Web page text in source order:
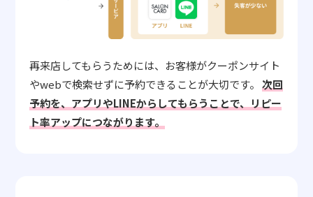
再来店してもらうためには、お客様がクーポンサイト
やwebで検索せずに予約できることが大切です。 次回
予約を、アプリやLINEからしてもらうことで、リピー
ト率アップにつながります。